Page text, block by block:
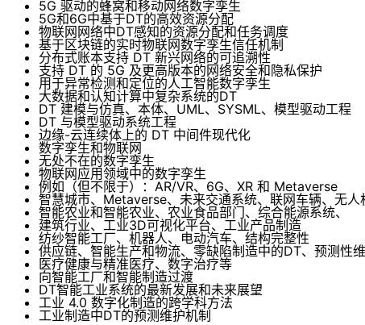
5G 驱动的蜂窝和移动网络数字孪生
5G和6G中基于DT的高效资源分配
物联网网络中DT感知的资源分配和任务调度
基于区块链的实时物联网数字孪生信任机制
分布式账本支持 DT 新兴网络的可追溯性
支持 DT 的 5G 及更高版本的网络安全和隐私保护
用于异常检测和定位的人工智能数字孪生
大数据和认知计算中复杂系统的DT
DT 建模与仿真、本体、UML、SYSML、模型驱动工程
DT 与模型驱动系统工程
边缘-云连续体上的 DT 中间件现代化
数字孪生和物联网
无处不在的数字孪生
物联网应用领域中的数字孪生
例如（但不限于）：AR/VR、6G、XR 和 Metaverse
智慧城市、Metaverse、未来交通系统、联网车辆、无人
智能农业和智能农业、农业食品部门、综合能源系统、
建筑行业、工业3D可视化平台、工业产品制造
纺纱智能工厂、机器人、电动汽车、结构完整性
供应链、智能生产和物流、零缺陷制造中的DT、预测性
医疗健康与精准医疗、数字治疗等
向智能工厂和智能制造过渡
DT智能工业系统的最新发展和未来展望
工业 4.0 数字化制造的跨学科方法
工业制造中DT的预测维护机制